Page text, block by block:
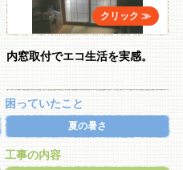
内窓取付でエコ生活を実感。
困っていたこと
夏の暑さ
工事の内容